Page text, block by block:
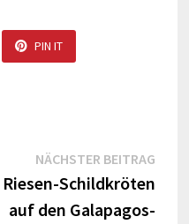
PIN IT
NÄCHSTER BEITRAG
Riesen-Schildkröten
auf den Galapagos-